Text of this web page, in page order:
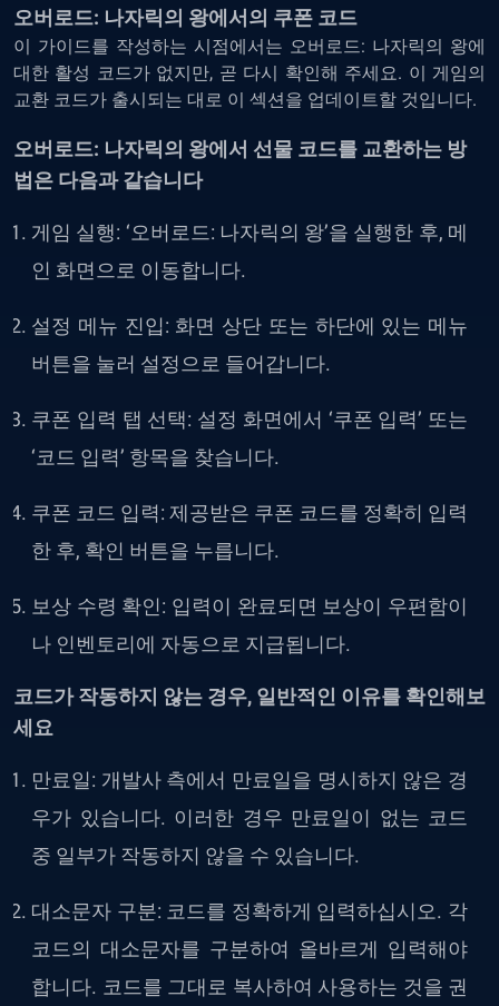
오버로드: 나자릭의 왕에서의 쿠폰 코드
이 가이드를 작성하는 시점에서는 오버로드: 나자릭의 왕에
대한 활성 코드가 없지만, 곧 다시 확인해 주세요. 이 게임의
교환 코드가 출시되는 대로 이 섹션을 업데이트할 것입니다.
오버로드: 나자릭의 왕에서 선물 코드를 교환하는 방
법은 다음과 같습니다
게임 실행: ‘오버로드: 나자릭의 왕’을 실행한 후, 메
인 화면으로 이동합니다.
설정 메뉴 진입: 화면 상단 또는 하단에 있는 메뉴
버튼을 눌러 설정으로 들어갑니다.
쿠폰 입력 탭 선택: 설정 화면에서 ‘쿠폰 입력’ 또는
‘코드 입력’ 항목을 찾습니다.
쿠폰 코드 입력: 제공받은 쿠폰 코드를 정확히 입력
한 후, 확인 버튼을 누릅니다.
보상 수령 확인: 입력이 완료되면 보상이 우편함이
나 인벤토리에 자동으로 지급됩니다.
코드가 작동하지 않는 경우, 일반적인 이유를 확인해보
세요
만료일: 개발사 측에서 만료일을 명시하지 않은 경
우가 있습니다. 이러한 경우 만료일이 없는 코드
중 일부가 작동하지 않을 수 있습니다.
대소문자 구분: 코드를 정확하게 입력하십시오. 각
코드의 대소문자를 구분하여 올바르게 입력해야
합니다. 코드를 그대로 복사하여 사용하는 것을 권